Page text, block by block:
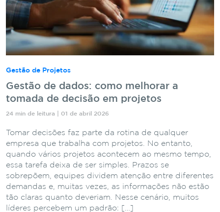
Gestão de Projetos
Gestão de dados: como melhorar a
tomada de decisão em projetos
24 min de leitura | 01 de abril 2026
Tomar decisões faz parte da rotina de qualquer
empresa que trabalha com projetos. No entanto,
quando vários projetos acontecem ao mesmo tempo,
essa tarefa deixa de ser simples. Prazos se
sobrepõem, equipes dividem atenção entre diferentes
demandas e, muitas vezes, as informações não estão
tão claras quanto deveriam. Nesse cenário, muitos
líderes percebem um padrão: […]